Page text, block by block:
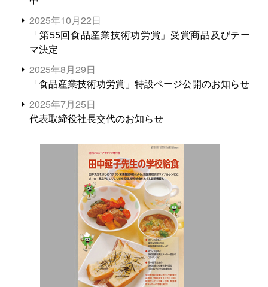
2025年10月22日
「第55回食品産業技術功労賞」受賞商品及びテー
マ決定
2025年8月29日
「食品産業技術功労賞」特設ページ公開のお知らせ
2025年7月25日
代表取締役社長交代のお知らせ